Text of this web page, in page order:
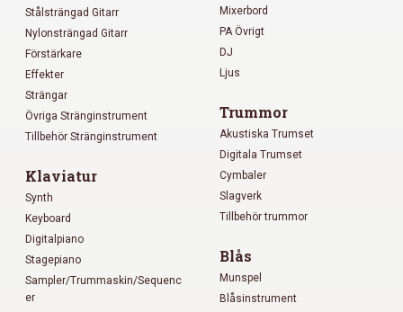
Stålsträngad Gitarr
Nylonsträngad Gitarr
Förstärkare
Effekter
Strängar
Övriga Stränginstrument
Tillbehör Stränginstrument
Klaviatur
Synth
Keyboard
Digitalpiano
Stagepiano
Sampler/Trummaskin/Sequenc
er
Mixerbord
PA Övrigt
DJ
Ljus
Trummor
Akustiska Trumset
Digitala Trumset
Cymbaler
Slagverk
Tillbehör trummor
Blås
Munspel
Blåsinstrument